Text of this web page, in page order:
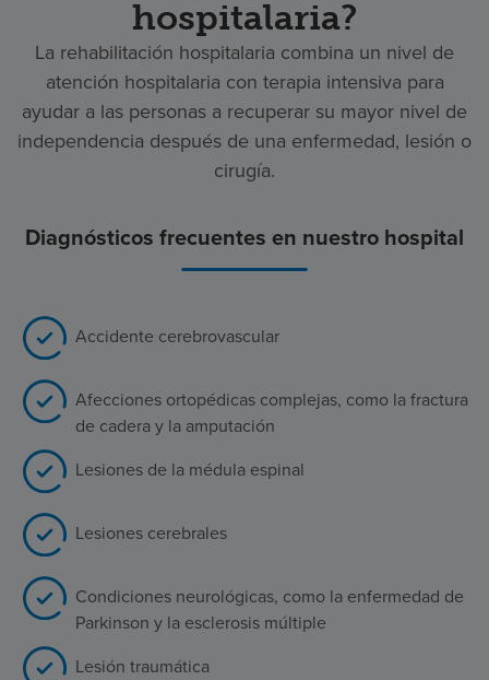
hospitalaria?
La rehabilitación hospitalaria combina un nivel de
atención hospitalaria con terapia intensiva para
ayudar a las personas a recuperar su mayor nivel de
independencia después de una enfermedad, lesión o
cirugía.
Diagnósticos frecuentes en nuestro hospital
Accidente cerebrovascular
Afecciones ortopédicas complejas, como la fractura
de cadera y la amputación
Lesiones de la médula espinal
Lesiones cerebrales
Condiciones neurológicas, como la enfermedad de
Parkinson y la esclerosis múltiple
Lesión traumática